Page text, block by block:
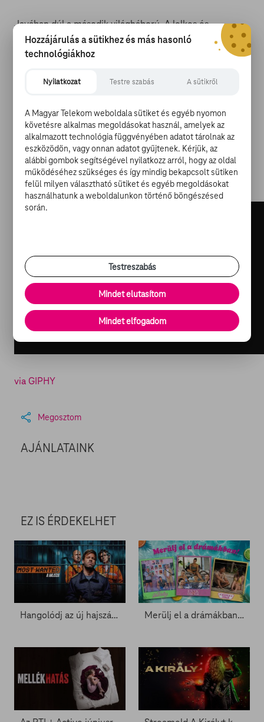
Javában dúl a második világháború. A lelkes és
mindenre elszánt ifjú, Steve Rogers is jelentkezik a
hadseregbe, ám a gyenge fizikuma miatt eltanácsolják.
programba, melynek keretében szuper katonát
részlegét, a Hydrát, melyet a világuralmi törekvéseket
dédelgető, rettegett Vörös Koponya vezet.
Amerika Kapitány: Az első bosszúálló - szombat este
21.00-tól az RTL Klubon!
via GIPHY
Megosztom
AJÁNLATAINK
EZ IS ÉRDEKELHET
Hangolódj az új hajszára az RTL+-szal Merülj el a drámákban az RTL+-on!
Hozzájárulás a sütikhez és más hasonló
technológiákhoz
Nyilatkozat Testre szabás A sütikről
A Magyar Telekom weboldala sütiket és egyéb nyomon
követésre alkalmas megoldásokat használ, amelyek az
alkalmazott technológia függvényében adatot tárolnak az
eszközödön, vagy onnan adatot gyűjtenek. Kérjük, az
alábbi gombok segítségével nyilatkozz arról, hogy az oldal
működéséhez szükséges és így mindig bekapcsolt sütiken
felül milyen választható sütiket és egyéb megoldásokat
használhatunk a weboldalunkon történő böngészésed
során.
Testreszabás
Mindet elutasítom
Mindet elfogadom